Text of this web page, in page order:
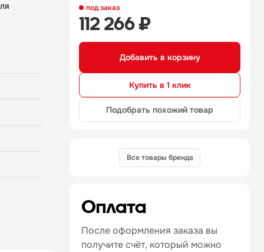
80 до
в
более:
1200 —
под заказ
112 266 ₽
Добавить в корзину
Купить в 1 клик
Подобрать похожий товар
Все товары бренда
Оплата
После оформления заказа вы
получите счёт, который можно